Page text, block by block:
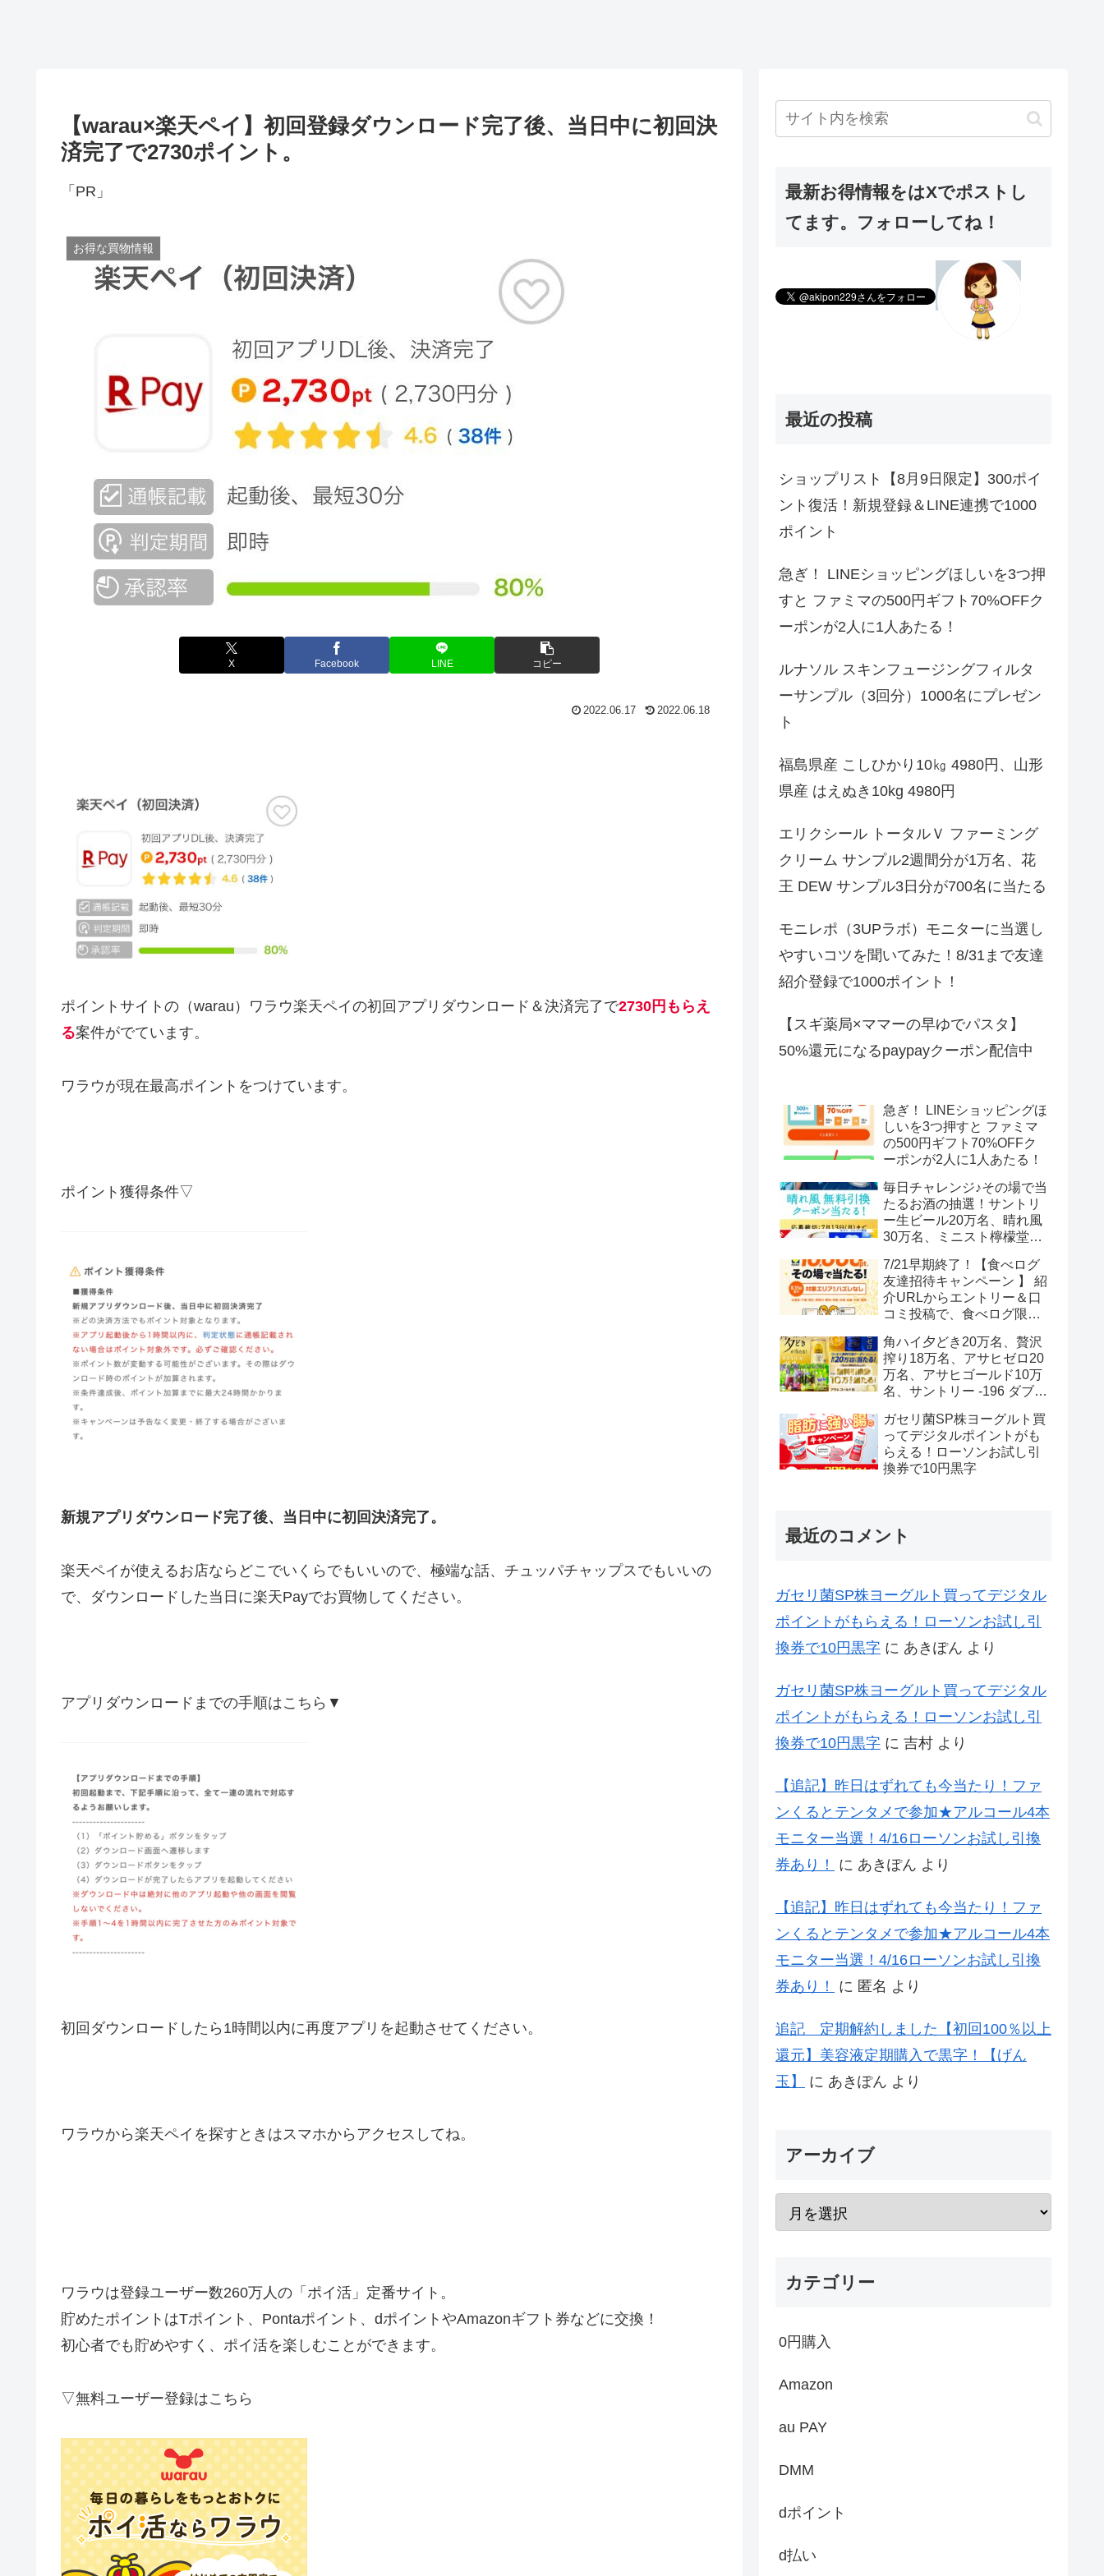
【warau×楽天ペイ】初回登録ダウンロード完了後、当日中に初回決
済完了で2730ポイント。
「PR」
お得な買物情報
X Facebook LINE コピー
2022.06.17 2022.06.18
ポイントサイトの（warau）ワラウ楽天ペイの初回アプリダウンロード＆決済完了で2730円もらえ
る案件がでています。
ワラウが現在最高ポイントをつけています。
ポイント獲得条件▽
新規アプリダウンロード完了後、当日中に初回決済完了。
楽天ペイが使えるお店ならどこでいくらでもいいので、極端な話、チュッパチャップスでもいいの
で、ダウンロードした当日に楽天Payでお買物してください。
アプリダウンロードまでの手順はこちら▼
初回ダウンロードしたら1時間以内に再度アプリを起動させてください。
ワラウから楽天ペイを探すときはスマホからアクセスしてね。
ワラウは登録ユーザー数260万人の「ポイ活」定番サイト。
貯めたポイントはTポイント、Pontaポイント、dポイントやAmazonギフト券などに交換！
初心者でも貯めやすく、ポイ活を楽しむことができます。
▽無料ユーザー登録はこちら
最新お得情報をはXでポストし
てます。フォローしてね！
最近の投稿
ショップリスト【8月9日限定】300ポイ
ント復活！新規登録＆LINE連携で1000
ポイント
急ぎ！ LINEショッピングほしいを3つ押
すと ファミマの500円ギフト70%OFFク
ーポンが2人に1人あたる！
ルナソル スキンフュージングフィルタ
ーサンプル（3回分）1000名にプレゼン
ト
福島県産 こしひかり10㎏ 4980円、山形
県産 はえぬき10kg 4980円
エリクシール トータルＶ ファーミング
クリーム サンプル2週間分が1万名、花
王 DEW サンプル3日分が700名に当たる
モニレポ（3UPラボ）モニターに当選し
やすいコツを聞いてみた！8/31まで友達
紹介登録で1000ポイント！
【スギ薬局×ママーの早ゆでパスタ】
50%還元になるpaypayクーポン配信中
急ぎ！ LINEショッピングほ
しいを3つ押すと ファミマ
の500円ギフト70%OFFク
ーポンが2人に1人あたる！
毎日チャレンジ♪その場で当
たるお酒の抽選！サントリ
ー生ビール20万名、晴れ風
30万名、ミニスト檸檬堂2
ボール12.3万名
7/21早期終了！【食べログ
友達招待キャンペーン 】 紹
介URLからエントリー＆口
コミ投稿で、食べログ限定
トがもらえる
角ハイ夕どき20万名、贅沢
搾り18万名、アサヒゼロ20
万名、アサヒゴールド10万
名、サントリー -196 ダブル
ガセリ菌SP株ヨーグルト買
ってデジタルポイントがも
らえる！ローソンお試し引
換券で10円黒字
最近のコメント
ガセリ菌SP株ヨーグルト買ってデジタル
ポイントがもらえる！ローソンお試し引
換券で10円黒字 に あきぽん より
ガセリ菌SP株ヨーグルト買ってデジタル
ポイントがもらえる！ローソンお試し引
換券で10円黒字 に 吉村 より
【追記】昨日はずれても今当たり！ファ
ンくるとテンタメで参加★アルコール4本
モニター当選！4/16ローソンお試し引換
券あり！
に あきぽん より
【追記】昨日はずれても今当たり！ファ
ンくるとテンタメで参加★アルコール4本
モニター当選！4/16ローソンお試し引換
券あり！
に 匿名 より
追記 定期解約しました【初回100％以上
還元】美容液定期購入で黒字！【げん
玉】
に あきぽん より
アーカイブ
カテゴリー
0円購入
Amazon
au PAY
DMM
dポイント
d払い